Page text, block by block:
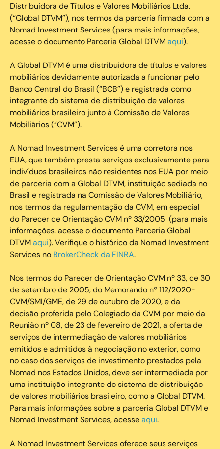
Distribuidora de Títulos e Valores Mobiliários Ltda.
(“Global DTVM”), nos termos da parceria firmada com a
Nomad Investment Services (para mais informações,
acesse o documento Parceria Global DTVMaqui).
A Global DTVM é uma distribuidora de títulos e valores
mobiliários devidamente autorizada a funcionar pelo
Banco Central do Brasil (“BCB”) e registrada como
integrante do sistema de distribuição de valores
mobiliários brasileiro junto à Comissão de Valores
Mobiliários (“CVM”).
‍A Nomad Investment Services é uma corretora nos
EUA, que também presta serviços exclusivamente para
indivíduos brasileiros não residentes nos EUA por meio
de parceria com a Global DTVM, instituição sediada no
Brasil e registrada na Comissão de Valores Mobiliário,
nos termos da regulamentação da CVM, em especial
do Parecer de Orientação CVM nº 33/2005 (para mais
informações, acesse o documento Parceria Global
DTVMaqui). Verifique o histórico da Nomad Investment
Services no BrokerCheck da FINRA.
Nos termos do Parecer de Orientação CVM nº 33, de 30
de setembro de 2005, do Memorando nº 112/2020-
CVM/SMI/GME, de 29 de outubro de 2020, e da
decisão proferida pelo Colegiado da CVM por meio da
Reunião nº 08, de 23 de fevereiro de 2021, a oferta de
serviços de intermediação de valores mobiliários
emitidos e admitidos à negociação no exterior, como
no caso dos serviços de investimento prestados pela
Nomad nos Estados Unidos, deve ser intermediada por
uma instituição integrante do sistema de distribuição
de valores mobiliários brasileiro, como a Global DTVM.
Para mais informações sobre a parceria Global DTVM e
Nomad Investment Services, acesseaqui.
A Nomad Investment Services oferece seus serviços